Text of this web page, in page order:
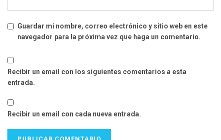
Guardar mi nombre, correo electrónico y sitio web en este
navegador para la próxima vez que haga un comentario.
Recibir un email con los siguientes comentarios a esta
entrada.
Recibir un email con cada nueva entrada.